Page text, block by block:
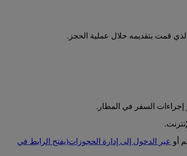
الذي قمت بتقديمه خلال عملية الحجز.
إجراءات السفر في المطار.
أو عبر الدخول إلى إدارة الحجوزات(يفتح الرابط في